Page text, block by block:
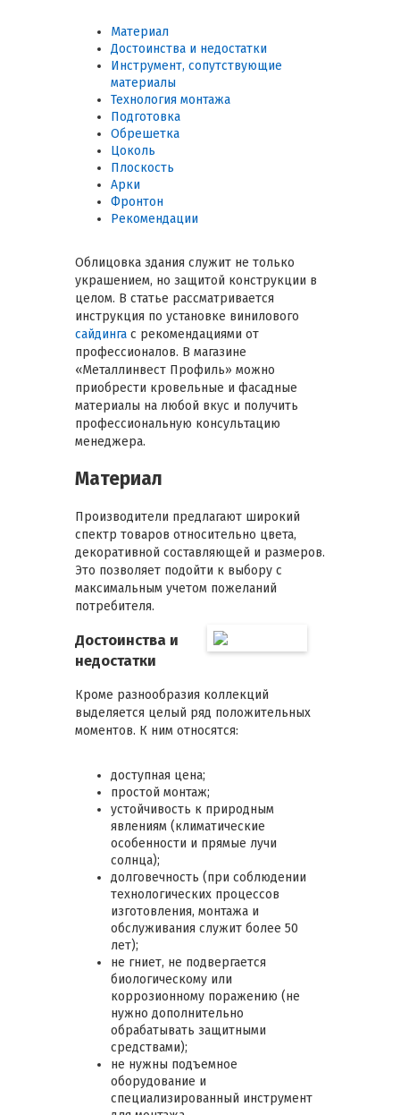
Материал
Достоинства и недостатки
Инструмент, сопутствующие
материалы
Технология монтажа
Подготовка
Обрешетка
Цоколь
Плоскость
Арки
Фронтон
Рекомендации
Облицовка здания служит не только
украшением, но защитой конструкции в
целом. В статье рассматривается
инструкция по установке винилового
сайдинга с рекомендациями от
профессионалов. В магазине
«Металлинвест Профиль» можно
приобрести кровельные и фасадные
материалы на любой вкус и получить
профессиональную консультацию
менеджера.
Материал
Производители предлагают широкий
спектр товаров относительно цвета,
декоративной составляющей и размеров.
Это позволяет подойти к выбору с
максимальным учетом пожеланий
потребителя.
Достоинства и
недостатки
Кроме разнообразия коллекций
выделяется целый ряд положительных
моментов. К ним относятся:
доступная цена;
простой монтаж;
устойчивость к природным
явлениям (климатические
особенности и прямые лучи
солнца);
долговечность (при соблюдении
технологических процессов
изготовления, монтажа и
обслуживания служит более 50
лет);
не гниет, не подвергается
биологическому или
коррозионному поражению (не
нужно дополнительно
обрабатывать защитными
средствами);
не нужны подъемное
оборудование и
специализированный инструмент